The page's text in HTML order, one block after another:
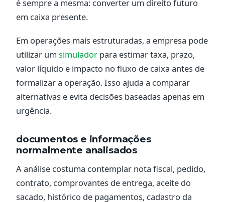
é sempre a mesma: converter um direito futuro
em caixa presente.
Em operações mais estruturadas, a empresa pode
utilizar um simulador para estimar taxa, prazo,
valor líquido e impacto no fluxo de caixa antes de
formalizar a operação. Isso ajuda a comparar
alternativas e evita decisões baseadas apenas em
urgência.
documentos e informações
normalmente analisados
A análise costuma contemplar nota fiscal, pedido,
contrato, comprovantes de entrega, aceite do
sacado, histórico de pagamentos, cadastro da